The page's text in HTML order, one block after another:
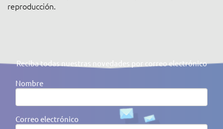
reproducción.
Reciba todas nuestras novedades por correo electrónico
Nombre
Correo electrónico